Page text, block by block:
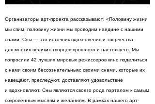
Организаторы арт-проекта рассказывают: «Половину жизни
мы спим, половину жизни мы проводим наедине с нашими
снами. Сны — это источник вдохновения и творчества
для многих великих творцов прошлого и настоящего. Мы
попросили 42 лучших мировых режиссеров кино поделиться
с нами своим бессознательным: своими снами, которые их
навещают, преследуют, доставляют удовольствие
и вдохновляют. Сны являются своего рода порталом к самым
сокровенным мыслям и желаниям. В рамках нашего арт-